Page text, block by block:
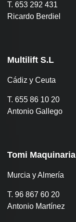
T. 653 292 431
Ricardo Berdiel
Multilift S.L
Cádiz y Ceuta
T. 655 86 10 20
Antonio Gallego
Tomi Maquinaria
Murcia y Almería
T. 96 867 60 20
Antonio Martínez